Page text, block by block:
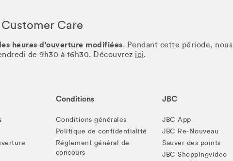
Care
heures d'ouverture modifiées. Pendant cette période, nous
de 9h30 à 16h30. Découvrez ici.
Conditions
Conditions générales
Politique de confidentialité
Réglement général de
concours
JBC
JBC App
JBC Re-Nouveau
Sauver des points
JBC Shoppingvideo